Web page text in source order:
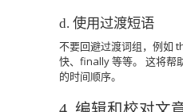
d. 使用过渡短语
不要回避过渡词组，例如
快、finally 等等。
这将帮
的时间顺序。